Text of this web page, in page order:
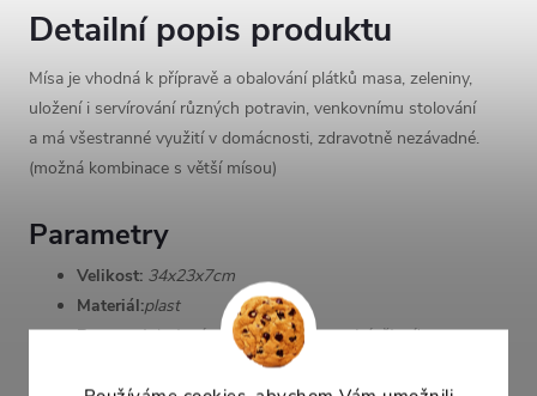
Detailní popis produktu
Mísa je vhodná k přípravě a obalování plátků masa, zeleniny,
uložení i servírování různých potravin, venkovnímu stolování
a má všestranné využití v domácnosti, zdravotně nezávadné.
(možná kombinace s větší mísou)
Parametry
Velikost: 34x23x7cm
Materiál:plast
Barva:mix(zelená, oranžová, bílá, modrá, žlutá)
Mísa je dodávána v barvách dle dodavatele, budeme se snažit